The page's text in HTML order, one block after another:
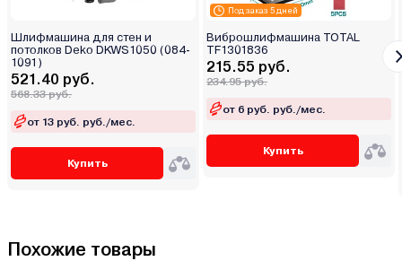
Шлифмашина для стен и
потолков Deko DKWS1050 (084-
1091)
521.40 руб.
568.33 руб.
от 13 руб. руб./мес.
Купить
Под заказ 5 дней
Виброшлифмашина TOTAL
TF1301836
215.55 руб.
234.95 руб.
от 6 руб. руб./мес.
Купить
Похожие товары